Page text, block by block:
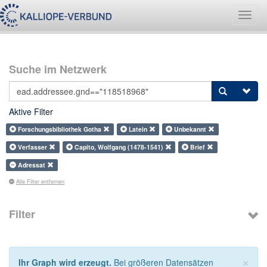
Suche im Netzwerk
Aktive Filter
Forschungsbibliothek Gotha Latein
Unbekannt
Verfasser
Capito, Wolfgang (1478-1541)
Brief
Adressat
Alle Filter entfernen
Filter
×
Ihr Graph wird erzeugt. Bei größeren Datensätzen